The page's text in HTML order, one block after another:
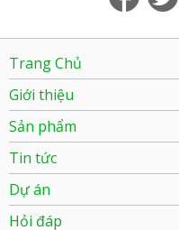
Trang Chủ
Giới thiệu
Sản phẩm
Tin tức
Dự án
Hỏi đáp